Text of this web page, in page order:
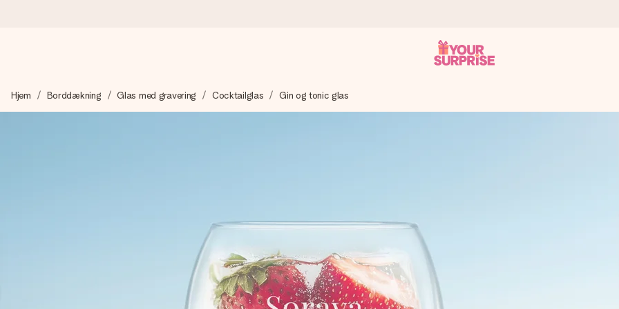
Vi laver din gave med omhu og sender den lynhurtigt – så du kan give den på det helt rette tidspunkt, når den betyder allermest.
Lav noget særligt i blot få trin – med hendes navn, et billede af dig eller en besked, der går lige i hendes hjerte. Intet besvær
Hjem Borddækning Glas med gravering Cocktailglas Gin og tonic glas